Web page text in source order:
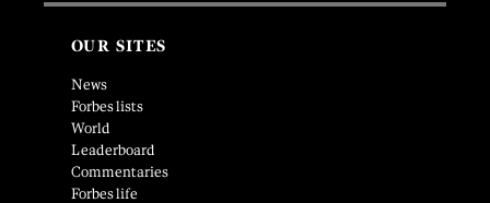
OUR SITES
News
Forbes lists
World
Leaderboard
Commentaries
Forbes life